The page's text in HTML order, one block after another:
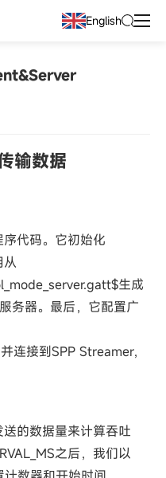
English
输数据
代码。它初始化
从
生成
务器。最后，它配置广
连接到SPP Streamer，
的数据量来计算吞吐
之后，我们以